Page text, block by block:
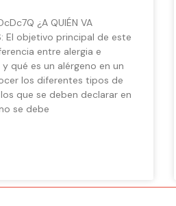
¿A QUIÉN VA
El objetivo principal de este
entre alergia e
qué es un alérgeno en un
los diferentes tipos de
que se deben declarar en
se debe